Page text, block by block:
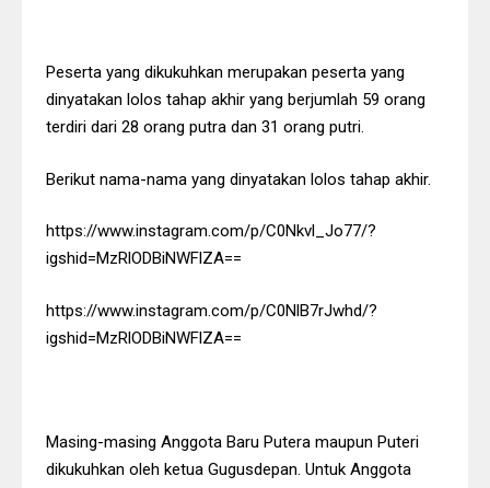
Peserta yang dikukuhkan merupakan peserta yang
dinyatakan lolos tahap akhir yang berjumlah 59 orang
terdiri dari 28 orang putra dan 31 orang putri.
Berikut nama-nama yang dinyatakan lolos tahap akhir.
https://www.instagram.com/p/C0Nkvl_Jo77/?
igshid=MzRlODBiNWFlZA==
https://www.instagram.com/p/C0NlB7rJwhd/?
igshid=MzRlODBiNWFlZA==
Masing-masing Anggota Baru Putera maupun Puteri
dikukuhkan oleh ketua Gugusdepan. Untuk Anggota